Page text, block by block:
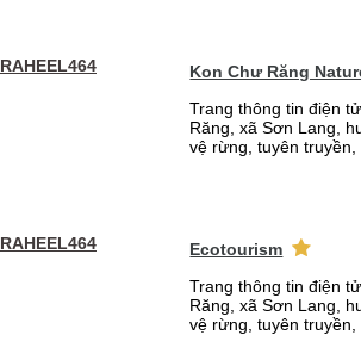
RAHEEL464
Kon Chư Răng
Trang thông tin điện
Răng, xã Sơn Lang,
vệ rừng, tuyên truyền,
RAHEEL464
Ecotourism
Trang thông tin điện
Răng, xã Sơn Lang,
vệ rừng, tuyên